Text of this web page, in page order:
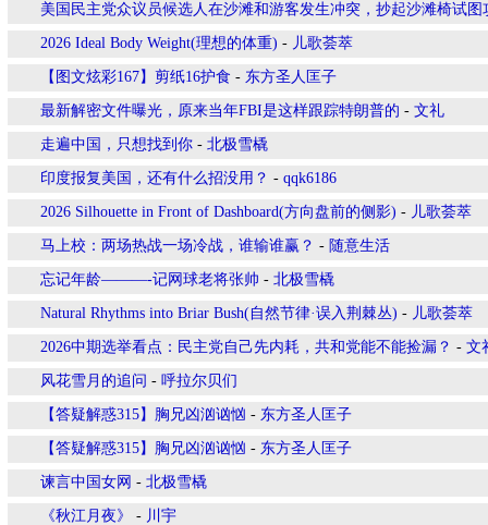
美国民主党众议员候选人在沙滩和游客发生冲突，抄起沙滩椅试图
2026 Ideal Body Weight(理想的体重) - 儿歌荟萃
【图文炫彩167】剪纸16护食 - 东方圣人匡子
最新解密文件曝光，原来当年FBI是这样跟踪特朗普的 - 文礼
走遍中国，只想找到你 - 北极雪橇
印度报复美国，还有什么招没用？ - qqk6186
2026 Silhouette in Front of Dashboard(方向盘前的侧影) - 儿歌荟萃
马上校：两场热战一场冷战，谁输谁赢？ - 随意生活
忘记年龄———-记网球老将张帅 - 北极雪橇
Natural Rhythms into Briar Bush(自然节律·误入荆棘丛) - 儿歌荟萃
2026中期选举看点：民主党自己先内耗，共和党能不能捡漏？ - 文
风花雪月的追问 - 呼拉尔贝们
【答疑解惑315】胸兄凶汹讻忷 - 东方圣人匡子
【答疑解惑315】胸兄凶汹讻忷 - 东方圣人匡子
谏言中国女网 - 北极雪橇
《秋江月夜》 - 川宇